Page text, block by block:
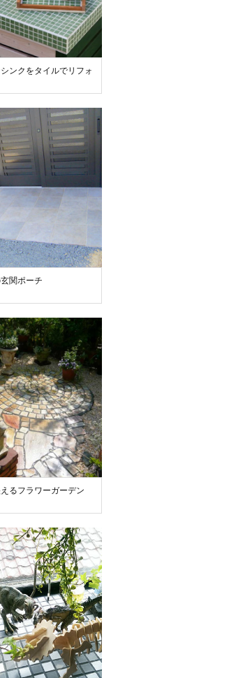
ンクをタイルでリフォ
関ポーチ
るフラワーガーデン